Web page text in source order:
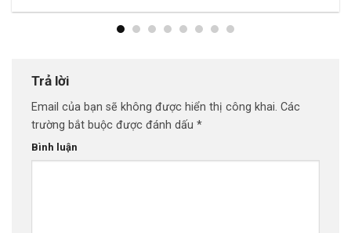
Trả lời
Email của bạn sẽ không được hiển thị công khai. Các
trường bắt buộc được đánh dấu *
Bình luận